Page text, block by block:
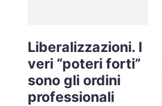
Liberalizzazioni. I
veri “poteri forti”
sono gli ordini
professionali